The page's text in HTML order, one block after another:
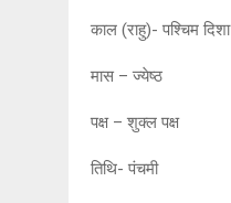
काल (राहु)- पश्चिम दिशा
मास – ज्येष्ठ
पक्ष – शुक्ल पक्ष
तिथि- पंचमी